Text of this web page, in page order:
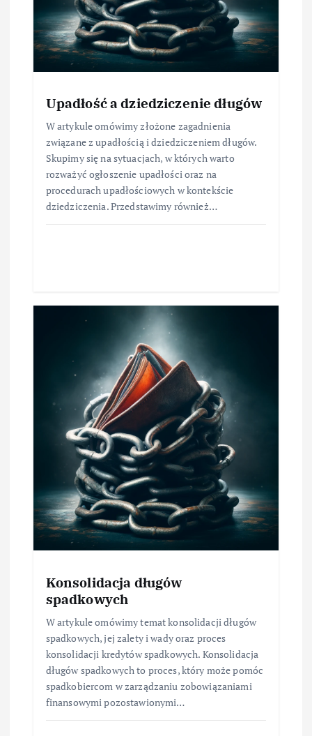
Upadłość a dziedziczenie długów
W artykule omówimy złożone zagadnienia
związane z upadłością i dziedziczeniem długów.
Skupimy się na sytuacjach, w których warto
rozważyć ogłoszenie upadłości oraz na
procedurach upadłościowych w kontekście
dziedziczenia. Przedstawimy również…
Konsolidacja długów
spadkowych
W artykule omówimy temat konsolidacji długów
spadkowych, jej zalety i wady oraz proces
konsolidacji kredytów spadkowych. Konsolidacja
długów spadkowych to proces, który może pomóc
spadkobiercom w zarządzaniu zobowiązaniami
finansowymi pozostawionymi…